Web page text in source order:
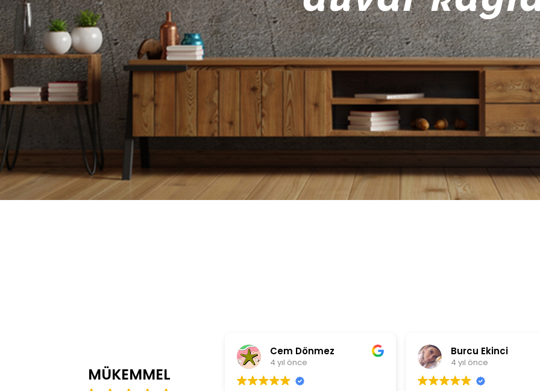
MÜKEMMEL
Cem Dönmez
4 yıl önce
Burcu Ekinci
4 yıl önce